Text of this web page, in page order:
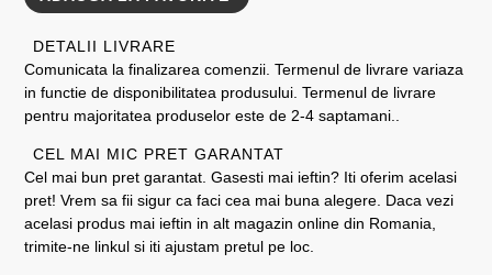
DETALII LIVRARE
Comunicata la finalizarea comenzii. Termenul de livrare variaza
in functie de disponibilitatea produsului. Termenul de livrare
pentru majoritatea produselor este de 2-4 saptamani..
CEL MAI MIC PRET GARANTAT
Cel mai bun pret garantat. Gasesti mai ieftin? Iti oferim acelasi
pret! Vrem sa fii sigur ca faci cea mai buna alegere. Daca vezi
acelasi produs mai ieftin in alt magazin online din Romania,
trimite-ne linkul si iti ajustam pretul pe loc.